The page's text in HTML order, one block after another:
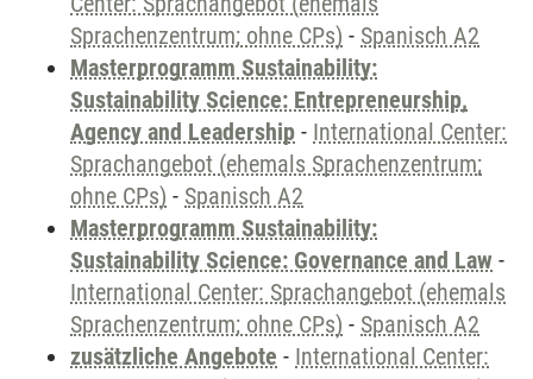
Sprachenzentrum; ohne CPs) - Spanisch A2
Masterprogramm Sustainability:
Sustainability Science: Entrepreneurship,
Agency and Leadership - International Center:
Sprachangebot (ehemals Sprachenzentrum;
ohne CPs) - Spanisch A2
Masterprogramm Sustainability:
Sustainability Science: Governance and Law -
International Center: Sprachangebot (ehemals
Sprachenzentrum; ohne CPs) - Spanisch A2
zusätzliche Angebote - International Center: